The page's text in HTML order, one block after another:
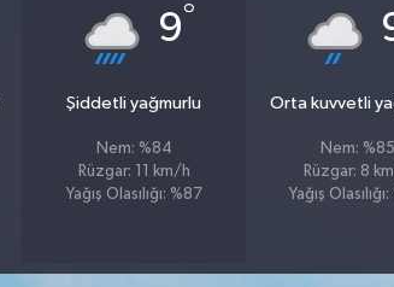
9°
Şiddetli yağmurlu
Nem: %84
Rüzgar: 11 km/h
Yağış Olasılığı: %87
Orta kuvvetli
Nem: %85
Rüzgar: 8
Yağış